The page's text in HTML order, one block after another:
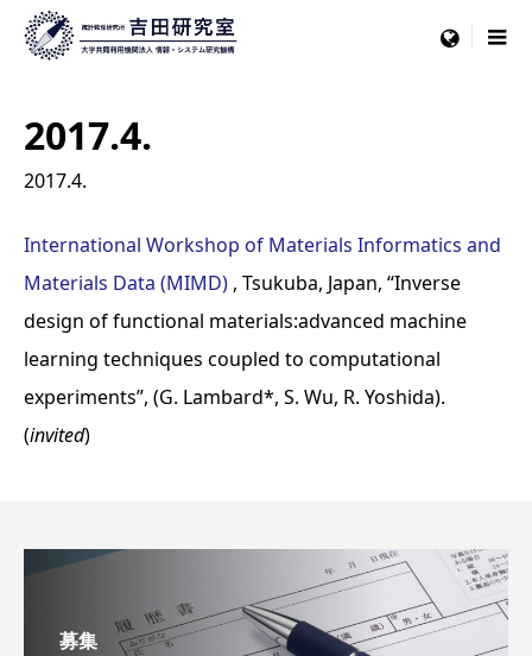
menu
2017.4.
2017.4.
International Workshop of Materials Informatics and
Materials Data (MIMD) , Tsukuba, Japan, “Inverse
design of functional materials:advanced machine
learning techniques coupled to computational
experiments”, (G. Lambard*, S. Wu, R. Yoshida).
(invited)
募集